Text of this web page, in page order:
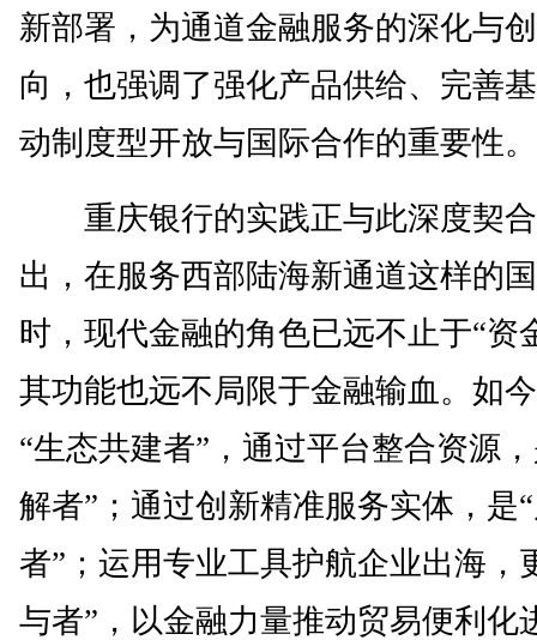
新部署，为通道金融服务的深化与
向，也强调了强化产品供给、完善
动制度型开放与国际合作的重要性。
重庆银行的实践正与此深度契合
出，在服务西部陆海新通道这样的
时，现代金融的角色已远不止于“资
其功能也远不局限于金融输血。如
“生态共建者”，通过平台整合资源
解者”；通过创新精准服务实体，是
者”；运用专业工具护航企业出海，
与者”，以金融力量推动贸易便利化